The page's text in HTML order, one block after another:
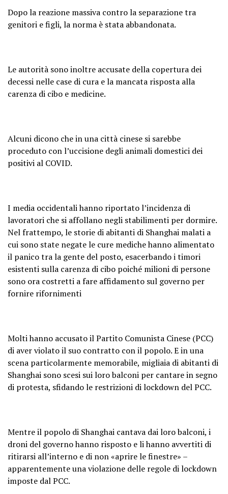
Dopo la reazione massiva contro la separazione tra
genitori e figli, la norma è stata abbandonata.
Le autorità sono inoltre accusate della copertura dei
decessi nelle case di cura e la mancata risposta alla
carenza di cibo e medicine.
Alcuni dicono che in una città cinese si sarebbe
proceduto con l’uccisione degli animali domestici dei
positivi al COVID.
I media occidentali hanno riportato l’incidenza di
lavoratori che si affollano negli stabilimenti per dormire.
Nel frattempo, le storie di abitanti di Shanghai malati a
cui sono state negate le cure mediche hanno alimentato
il panico tra la gente del posto, esacerbando i timori
esistenti sulla carenza di cibo poiché milioni di persone
sono ora costretti a fare affidamento sul governo per
fornire rifornimenti
Molti hanno accusato il Partito Comunista Cinese (PCC)
di aver violato il suo contratto con il popolo. E in una
scena particolarmente memorabile, migliaia di abitanti di
Shanghai sono scesi sui loro balconi per cantare in segno
di protesta, sfidando le restrizioni di lockdown del PCC.
Mentre il popolo di Shanghai cantava dai loro balconi, i
droni del governo hanno risposto e li hanno avvertiti di
ritirarsi all’interno e di non «aprire le finestre» –
apparentemente una violazione delle regole di lockdown
imposte dal PCC.